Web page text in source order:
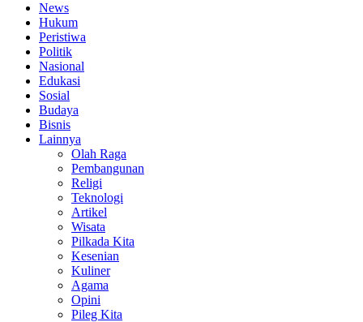
News
Hukum
Peristiwa
Politik
Nasional
Edukasi
Sosial
Budaya
Bisnis
Lainnya
Olah Raga
Pembangunan
Religi
Teknologi
Artikel
Wisata
Pilkada Kita
Kesenian
Kuliner
Agama
Opini
Pileg Kita